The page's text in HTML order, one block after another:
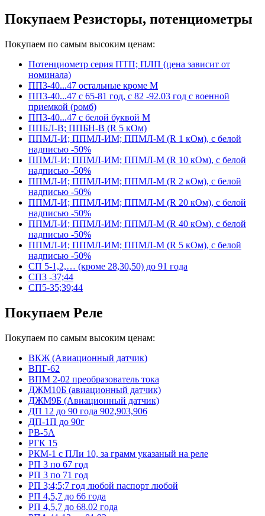
Покупаем Резисторы, потенциометры
Покупаем по самым высоким ценам:
Потенциометр серия ПТП; ПЛП (цена зависит от
номинала)
ПП3-40...47 остальные кроме М
ПП3-40...47 с 65-81 год, с 82 -92.03 год с военной
приемкой (ромб)
ПП3-40...47 с белой буквой М
ППБЛ-В; ППБН-В (R 5 кОм)
ППМЛ-И; ППМЛ-ИМ; ППМЛ-М (R 1 кОм), с белой
надписью -50%
ППМЛ-И; ППМЛ-ИМ; ППМЛ-М (R 10 кОм), с белой
надписью -50%
ППМЛ-И; ППМЛ-ИМ; ППМЛ-М (R 2 кОм), с белой
надписью -50%
ППМЛ-И; ППМЛ-ИМ; ППМЛ-М (R 20 кОм), с белой
надписью -50%
ППМЛ-И; ППМЛ-ИМ; ППМЛ-М (R 40 кОм), с белой
надписью -50%
ППМЛ-И; ППМЛ-ИМ; ППМЛ-М (R 5 кОм), с белой
надписью -50%
СП 5-1,2,… (кроме 28,30,50) до 91 года
СП3 -37;44
СП5-35;39;44
Покупаем Реле
Покупаем по самым высоким ценам:
ВКЖ (Авиационный датчик)
ВПГ-62
ВПМ 2-02 преобразователь тока
ДЖМ10Б (авиационный датчик)
ДЖМ9Б (Авиационный датчик)
ДП 12 до 90 года 902,903,906
ДП-1П до 90г
РВ-5А
РГК 15
РКМ-1 с ПЛи 10, за грамм указаный на реле
РП 3 по 67 год
РП 3 по 71 год
РП 3;4;5;7 год любой паспорт любой
РП 4,5,7 до 66 года
РП 4,5,7 до 68.02 года